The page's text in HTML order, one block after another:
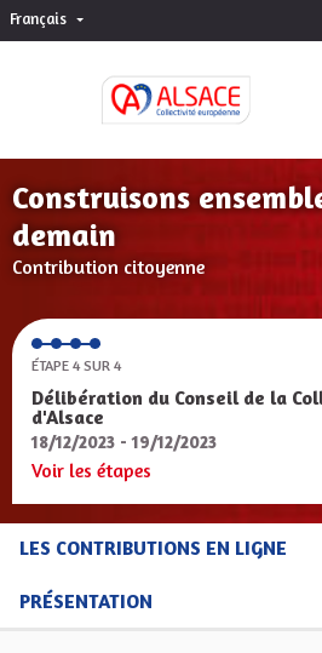
Français Choisir la langue
Construisons
demain
Contribution citoyenne
ÉTAPE 4 SUR 4
Délibération du Conseil de la
d'Alsace
18/12/2023 - 19/12/2023
Voir les étapes
LES CONTRIBUTIONS EN LIGNE
PRÉSENTATION